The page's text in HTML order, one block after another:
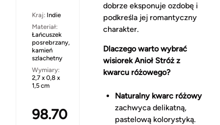
Kraj: Indie
Materiał:
Łańcuszek
posrebrzany,
kamień
szlachetny
Wymiary:
2,7 x 0,8 x
1,5 cm
98.70
dobrze eksponuje ozdobę i
podkreśla jej romantyczny
charakter.
Dlaczego warto wybrać
wisiorek Anioł Stróż z
kwarcu różowego?
Naturalny kwarc różowy
zachwyca delikatną,
pastelową kolorystyką.